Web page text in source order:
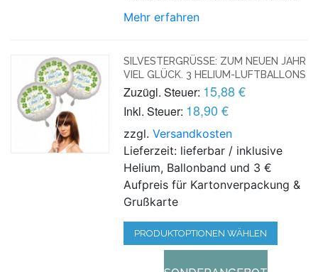
Mehr erfahren
SILVESTERGRÜSSE: ZUM NEUEN JAHR V
IEL GLÜCK. 3 HELIUM-LUFTBALLONS
Zuzügl. Steuer: 15,88 €
Inkl. Steuer: 18,90 €
zzgl.Versandkosten
Lieferzeit: lieferbar / inklusive
Helium, Ballonband und 3 €
Aufpreis für Kartonverpackung &
Grußkarte
PRODUKTOPTIONEN WÄHLEN